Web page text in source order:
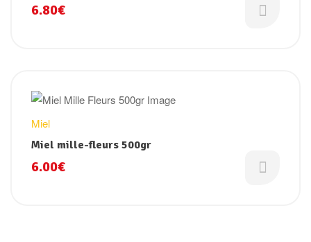
6.80€
Miel
Miel mille-fleurs 500gr
6.00€